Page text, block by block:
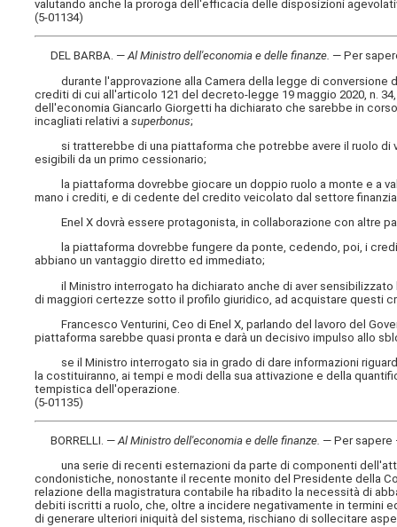
valutando anche la proroga dell'efficacia delle disposizioni
(5-01134)
DEL BARBA. —Al Ministro dell'economia e delle finanze. — Per
durante l'approvazione alla Camera della legge di conversione
crediti di cui all'articolo 121 del decreto-legge 19 maggio 2020, n.
dell'economia Giancarlo Giorgetti ha dichiarato che sarebbe in
incagliati relativi asuperbonus;
si tratterebbe di una piattaforma che potrebbe avere il ruolo di
esigibili da un primo cessionario;
la piattaforma dovrebbe giocare un doppio ruolo a monte e a
mano i crediti, e di cedente del credito veicolato dal settore
Enel X dovrà essere protagonista, in collaborazione con altre
la piattaforma dovrebbe fungere da ponte, cedendo, poi, i
abbiano un vantaggio diretto ed immediato;
il Ministro interrogato ha dichiarato anche di aver sensibilizzato
di maggiori certezze sotto il profilo giuridico, ad acquistare questi
Francesco Venturini, Ceo di Enel X, parlando del lavoro del
piattaforma sarebbe quasi pronta e darà un decisivo impulso allo
se il Ministro interrogato sia in grado di dare informazioni
la costituiranno, ai tempi e modi della sua attivazione e della
tempistica dell'operazione.
(5-01135)
BORRELLI. —Al Ministro dell'economia e delle finanze. — Per sapere
una serie di recenti esternazioni da parte di componenti
condonistiche, nonostante il recente monito del Presidente della
relazione della magistratura contabile ha ribadito la necessità di
debiti iscritti a ruolo, che, oltre a incidere negativamente in termini
di generare ulteriori iniquità del sistema, rischiano di sollecitare